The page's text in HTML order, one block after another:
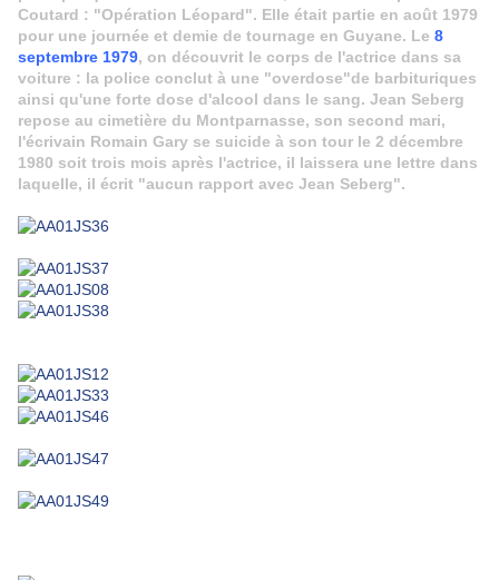
Coutard : "Opération Léopard". Elle était partie en août 1979
pour une journée et demie de tournage en Guyane. Le 8
septembre 1979, on découvrit le corps de l'actrice dans sa
voiture : la police conclut à une "overdose"de barbituriques
ainsi qu'une forte dose d'alcool dans le sang. Jean Seberg
repose au cimetière du Montparnasse, son second mari,
l'écrivain Romain Gary se suicide à son tour le 2 décembre
1980 soit trois mois après l'actrice, il laissera une lettre dans
laquelle, il écrit "aucun rapport avec Jean Seberg".